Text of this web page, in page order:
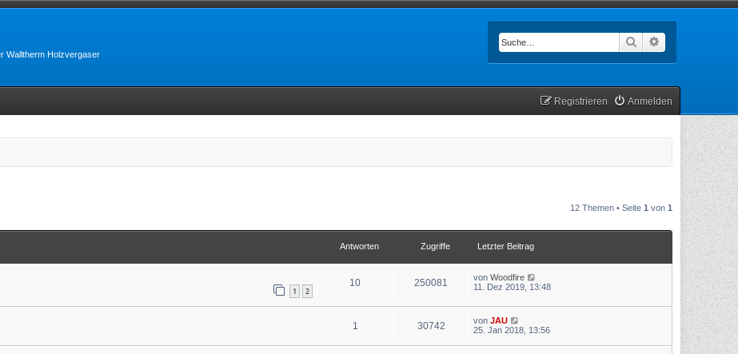
Walltherm Holzvergaser
Suche
Anmelden
Registrieren
12 Themen • Seite 1 von 1
Antworten Zugriffe Letzter Beitrag
1 2
10 250081 von Woodfire
11. Dez 2019, 13:48
1 30742 von JAU
25. Jan 2018, 13:56